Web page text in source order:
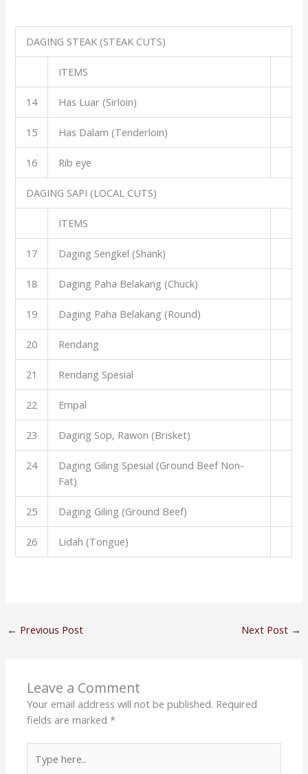
DAGING STEAK (STEAK CUTS)
ITEMS
14 Has Luar (Sirloin)
15 Has Dalam (Tenderloin)
16 Rib eye
DAGING SAPI (LOCAL CUTS)
ITEMS
17 Daging Sengkel (Shank)
18 Daging Paha Belakang (Chuck)
19 Daging Paha Belakang (Round)
20 Rendang
21 Rendang Spesial
22 Empal
23 Daging Sop, Rawon (Brisket)
24
Daging Giling Spesial (Ground Beef Non-
Fat)
25 Daging Giling (Ground Beef)
26 Lidah (Tongue)
← Previous Post Next Post →
Leave a Comment
Your email address will not be published. Required
fields are marked*
here..